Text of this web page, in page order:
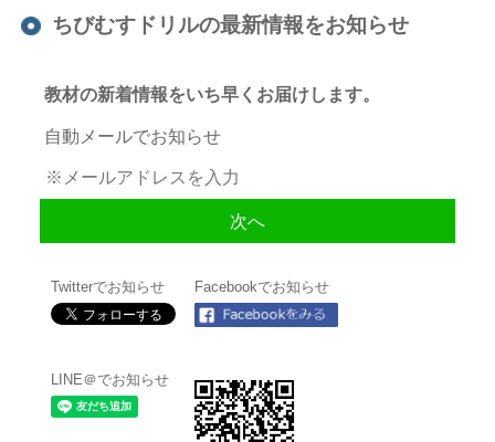
ちびむすドリルの最新情報をお知らせ
教材の新着情報をいち早くお届けします。
自動メールでお知らせ
Twitterでお知らせ Facebookでお知らせ
LINE＠でお知らせ